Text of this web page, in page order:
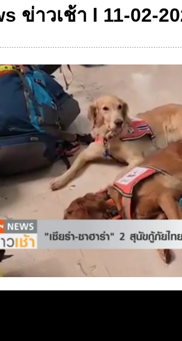
ข่าวเช้า l 11-02-